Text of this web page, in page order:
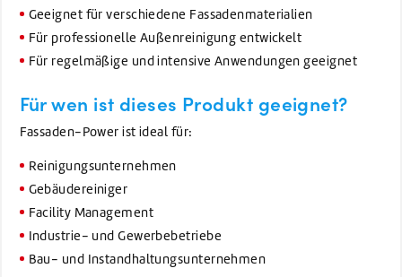
Geeignet für verschiedene Fassadenmaterialien
Für professionelle Außenreinigung entwickelt
Für regelmäßige und intensive Anwendungen geeignet
Für wen ist dieses Produkt geeignet?
Fassaden-Power ist ideal für:
Reinigungsunternehmen
Gebäudereiniger
Facility Management
Industrie- und Gewerbebetriebe
Bau- und Instandhaltungsunternehmen